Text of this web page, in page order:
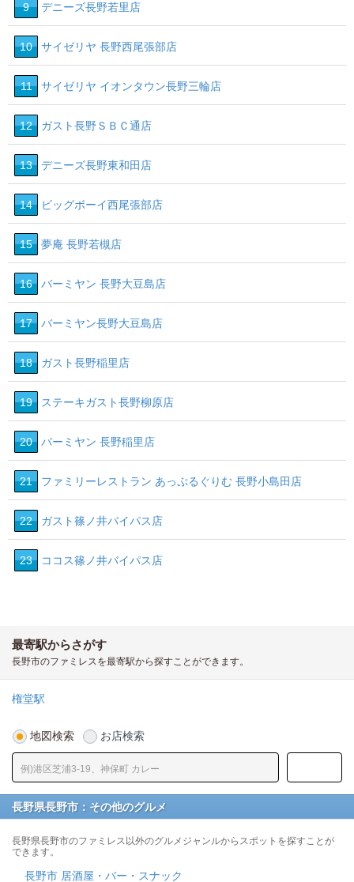
9 デニーズ長野若里店
10 サイゼリヤ 長野西尾張部店
11 サイゼリヤ イオンタウン長野三輪店
12 ガスト長野ＳＢＣ通店
13 デニーズ長野東和田店
14 ビッグボーイ西尾張部店
15 夢庵 長野若槻店
16 バーミヤン 長野大豆島店
17 バーミヤン長野大豆島店
18 ガスト長野稲里店
19 ステーキガスト長野柳原店
20 バーミヤン 長野稲里店
21 ファミリーレストラン あっぷるぐりむ 長野小島田店
22 ガスト篠ノ井バイパス店
23 ココス篠ノ井バイパス店
最寄駅からさがす
長野市のファミレスを最寄駅から探すことができます。
権堂駅
地図検索 お店検索
長野県長野市：その他のグルメ
長野県長野市のファミレス以外のグルメジャンルからスポットを探すことが
できます。
長野市 居酒屋・バー・スナック